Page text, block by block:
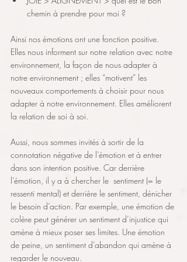
chemin à prendre pour moi ?
Ainsi nos émotions ont une fonction positive.
Elles nous informent sur notre relation avec notre
environnement, la façon de nous adapter à
notre environnement ; elles “motivent” les
nouveaux comportements à choisir pour nous
adapter à notre environnement. Elles améliorent
la relation de soi à soi.
Aussi, nous sommes invités à sortir de la
connotation négative de l’émotion et à entrer
dans son intention positive. Car derrière
l’émotion, il y a à chercher le  sentiment (= le
ressenti mental) et derrière le sentiment, dénicher
le besoin d’action. Par exemple, une émotion de
colère peut générer un sentiment d’injustice qui
amène à mieux poser ses limites. Une émotion
de peine, un sentiment d’abandon qui amène à
regarder le nouveau.